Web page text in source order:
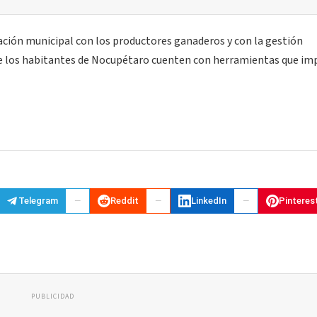
municipal con los productores ganaderos y con la gestión
los habitantes de Nocupétaro cuenten con herramientas que
Telegram Reddit LinkedIn
PUBLICIDAD